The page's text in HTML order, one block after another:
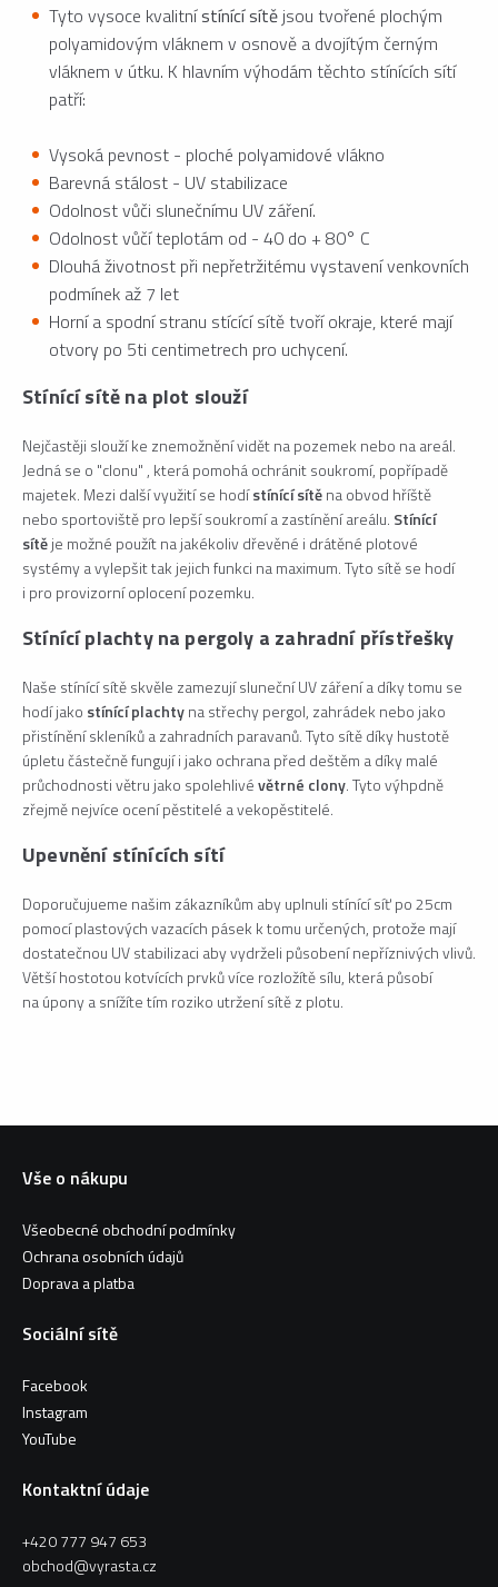
Tyto vysoce kvalitnístínící sítě jsou tvořené plochým
polyamidovým vláknem v osnově a dvojítým černým
vláknem v útku. K hlavním výhodám těchto stínících sítí
patří:
Vysoká pevnost - ploché polyamidové vlákno
Barevná stálost - UV stabilizace
Odolnost vůči slunečnímu UV záření.
Odolnost vůčí teplotám od - 40 do + 80° C
Dlouhá životnost při nepřetržitému vystavení venkovních
podmínek až 7 let
Horní a spodní stranu stícící sítě tvoří okraje, které mají
otvory po 5ti centimetrech pro uchycení.
Stínící sítě na plot slouží
Nejčastěji slouží ke znemožnění vidět na pozemek nebo na areál.
Jedná se o "clonu" , která pomohá ochránit soukromí, popřípadě
majetek. Mezi další využití se hodístínící sítěna obvod hříště
nebo sportoviště pro lepší soukromí a zastínění areálu. Stínící
sítěje možné použít na jakékoliv dřevěné i drátěné plotové
systémy a vylepšit tak jejich funkci na maximum. Tyto sítě se hodí
i pro provizorní oplocení pozemku.
Stínící plachty na pergoly a zahradní přístřešky
Naše stínící sítě skvěle zamezují sluneční UV záření a díky tomu se
hodí jako stínící plachtyna střechy pergol, zahrádek nebo jako
přistínění skleníků a zahradních paravanů. Tyto sítě díky hustotě
úpletu částečně fungují i jako ochrana před deštěm a díky malé
průchodnosti větru jako spolehlivévětrné clony. Tyto výhpdně
zřejmě nejvíce ocení pěstitelé a vekopěstitelé.
Upevnění stínících sítí
Doporučujueme našim zákazníkům aby uplnuli stínící síť po 25cm
pomocí plastových vazacích pásek k tomu určených, protože mají
dostatečnou UV stabilizaci aby vydrželi působení nepříznivých vlivů.
Větší hostotou kotvících prvků více rozložítě sílu, která působí
na úpony a snížíte tím roziko utržení sítě z plotu.
Vše o nákupu
Všeobecné obchodní podmínky
Ochrana osobních údajů
Doprava a platba
Sociální sítě
Facebook
Instagram
YouTube
Kontaktní údaje
+420 777 947 653
obchod@vyrasta.cz